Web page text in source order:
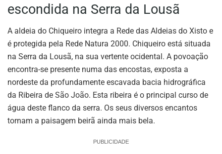
escondida na Serra da Lousã
A aldeia do Chiqueiro integra a Rede das Aldeias do Xisto e
é protegida pela Rede Natura 2000. Chiqueiro está situada
na Serra da Lousã, na sua vertente ocidental. A povoação
encontra-se presente numa das encostas, exposta a
nordeste da profundamente escavada bacia hidrográfica
da Ribeira de São João. Esta ribeira é o principal curso de
água deste flanco da serra. Os seus diversos encantos
tornam a paisagem beirã ainda mais bela.
PUBLICIDADE